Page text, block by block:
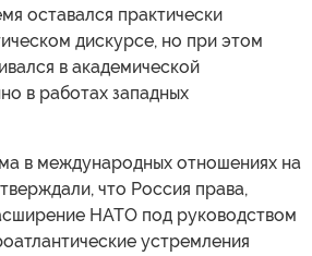
оставался практически
дискурсе, но при этом
в академической
в работах западных
в международных отношениях на
что Россия права,
НАТО под руководством
устремления